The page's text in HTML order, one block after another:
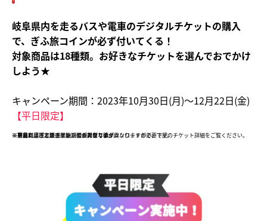
岐阜県内を走るバスや電車のデジタルチケットの購入
で、ぎふ旅コインが必ず付いてくる！
対象商品は18種類。お好きなチケットを選んでおでかけ
しよう★
キャンペーン期間：2023年10月30日(月)～12月22日(金)
【平日限定】
※平日利用限定のチケットのみ対象です。
※商品によって販売開始期間が異なります。
※対象商品ごとにぎふ旅コインの付与額が異なりますので、下記のチケット詳細をご覧ください。
※事前に『ぎふ旅コイン』公式アプリのダウンロードが必要です。